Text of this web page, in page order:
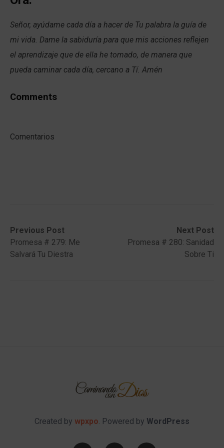
Señor, ayúdame cada día a hacer de Tu palabra la guía de
mi vida. Dame la sabiduría para que mis acciones reflejen
el aprendizaje que de ella he tomado, de manera que
pueda caminar cada día, cercano a Tí. Amén
Comments
Comentarios
Post
navigation
Previous Post
Previous
post:Promesa # 279: Me
Salvará Tu Diestra
Next Post
Next
post:
Promesa # 280: Sanidad
Sobre Ti
Created by wpxpo. Powered by WordPress